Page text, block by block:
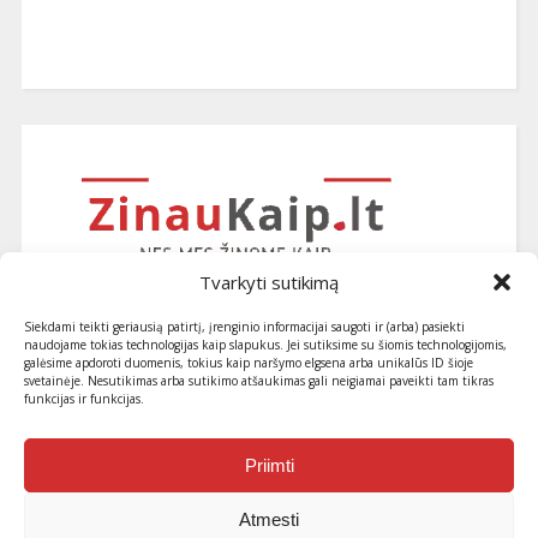
Tvarkyti sutikimą
Siekdami teikti geriausią patirtį, įrenginio informacijai saugoti ir (arba) pasiekti
naudojame tokias technologijas kaip slapukus. Jei sutiksime su šiomis technologijomis,
galėsime apdoroti duomenis, tokius kaip naršymo elgsena arba unikalūs ID šioje
svetainėje. Nesutikimas arba sutikimo atšaukimas gali neigiamai paveikti tam tikras
funkcijas ir funkcijas.
Priimti
Atmesti
Užsiprenumeruokite naujausius
straipsnius ir patarimus